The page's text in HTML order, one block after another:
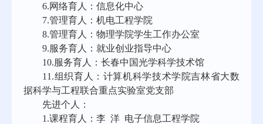
6.网络育人：信息化中心
7.管理育人：机电工程学院
8.管理育人：物理学院学生工作办公室
9.服务育人：就业创业指导中心
10.服务育人：长春中国光学科学技术馆
11.组织育人：计算机科学技术学院吉林省大数
据科学与工程联合重点实验室党支部
先进个人：
1.课程育人：李 洋 电子信息工程学院